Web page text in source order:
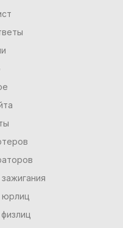
юрлиц